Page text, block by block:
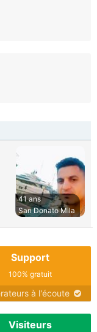
41 ans
San Donato Mila
Support
100% gratuit
à l'écoute
Visiteurs